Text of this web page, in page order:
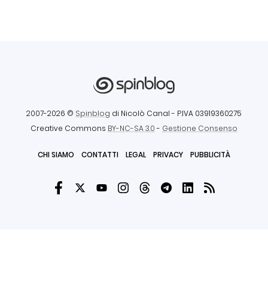
2007-2026 © Spinblog di Nicolò Canal - P.IVA 03919360275
Creative Commons BY-NC-SA 3.0- Gestione Consenso
CHI SIAMO CONTATTI LEGAL PRIVACY PUBBLICITÀ